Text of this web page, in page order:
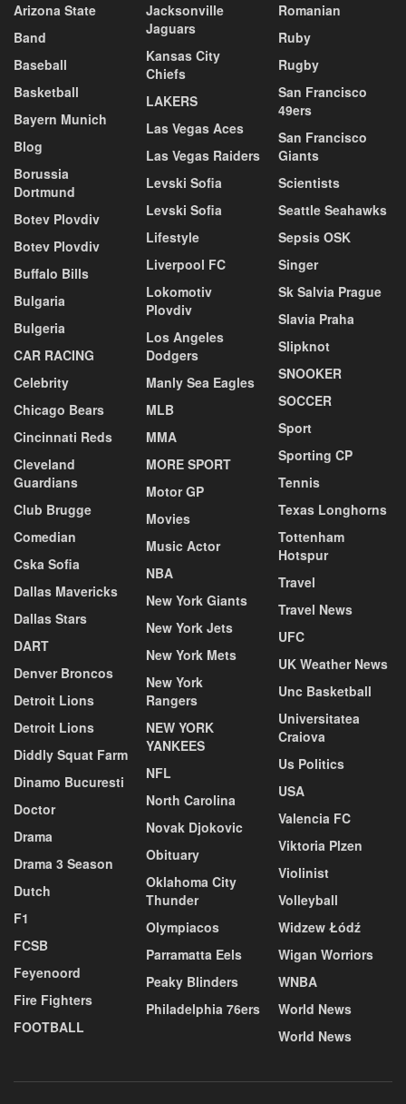
Arizona State
Band
Baseball
Basketball
Bayern Munich
Blog
Borussia
Dortmund
Botev Plovdiv
Botev Plovdiv
Buffalo Bills
Bulgaria
Bulgeria
CAR RACING
Celebrity
Chicago Bears
Cincinnati Reds
Cleveland
Guardians
Club Brugge
Comedian
Cska Sofia
Dallas Mavericks
Dallas Stars
DART
Denver Broncos
Detroit Lions
Detroit Lions
Diddly Squat Farm
Dinamo Bucuresti
Doctor
Drama
Drama 3 Season
Dutch
F1
FCSB
Feyenoord
Fire Fighters
FOOTBALL
Jacksonville
Jaguars
Kansas City
Chiefs
LAKERS
Las Vegas Aces
Las Vegas Raiders
Levski Sofia
Levski Sofia
Lifestyle
Liverpool FC
Lokomotiv
Plovdiv
Los Angeles
Dodgers
Manly Sea Eagles
MLB
MMA
MORE SPORT
Motor GP
Movies
Music Actor
NBA
New York Giants
New York Jets
New York Mets
New York
Rangers
NEW YORK
YANKEES
NFL
North Carolina
Novak Djokovic
Obituary
Oklahoma City
Thunder
Olympiacos
Parramatta Eels
Peaky Blinders
Philadelphia 76ers
Romanian
Ruby
Rugby
San Francisco
49ers
San Francisco
Giants
Scientists
Seattle Seahawks
Sepsis OSK
Singer
Sk Salvia Prague
Slavia Praha
Slipknot
SNOOKER
SOCCER
Sport
Sporting CP
Tennis
Texas Longhorns
Tottenham
Hotspur
Travel
Travel News
UFC
UK Weather News
Unc Basketball
Universitatea
Craiova
Us Politics
USA
Valencia FC
Viktoria Plzen
Violinist
Volleyball
Widzew Łódź
Wigan Worriors
WNBA
World News
World News